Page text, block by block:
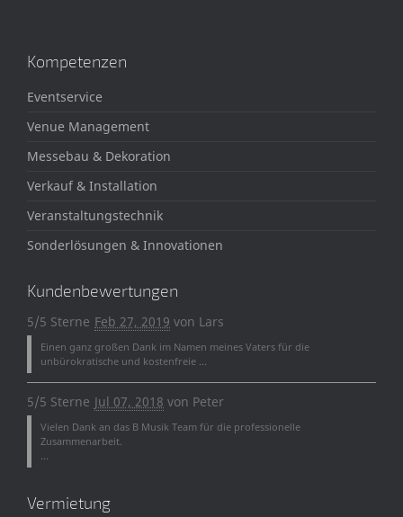
Kompetenzen
Eventservice
Venue Management
Messebau & Dekoration
Verkauf & Installation
Veranstaltungstechnik
Sonderlösungen & Innovationen
Kundenbewertungen
5/5 Sterne Feb 27, 2019 von Lars
Einen ganz großen Dank im Namen meines Vaters für die
unbürokratische und kostenfreie ...
5/5 Sterne Jul 07, 2018 von Peter
Vielen Dank an das B Musik Team für die professionelle
Zusammenarbeit.
...
Vermietung